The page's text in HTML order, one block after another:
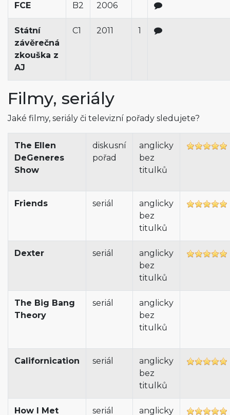
FCE B2 2006
Státní
závěrečná
zkouška z
AJ
C1 2011 1
Filmy, seriály
Jaké filmy, seriály či televizní pořady sledujete?
The Ellen
DeGeneres
Show
diskusní
pořad
anglicky
bez
titulků
Friends seriál
anglicky
bez
titulků
Dexter seriál
anglicky
bez
titulků
The Big Bang
Theory
seriál
anglicky
bez
titulků
Californication seriál
anglicky
bez
titulků
How I Met seriál anglicky